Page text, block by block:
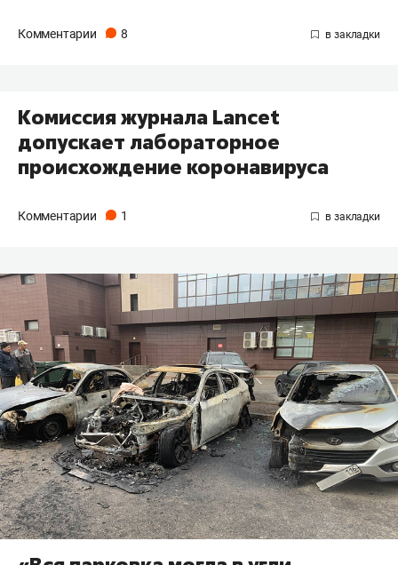
Комментарии 8
Комиссия журнала Lancet
допускает лабораторное
происхождение коронавируса
Комментарии 1